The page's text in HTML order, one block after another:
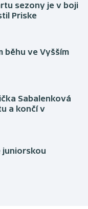
sezony je v boji
Priske
běhu ve Vyšším
Sabalenková
a končí v
juniorskou